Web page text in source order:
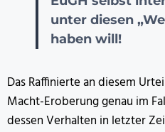
unter diesen
haben will!
Das Raffinierte an diesem
Macht-Eroberung genau im
dessen Verhalten in letzter